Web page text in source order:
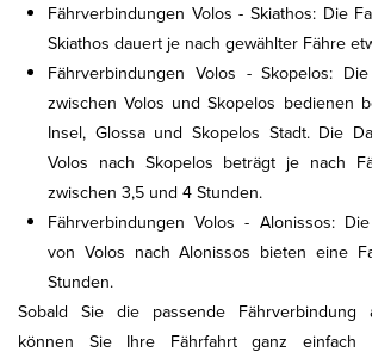
Fährverbindungen Volos - Skiathos: Die
Skiathos dauert je nach gewählter Fähre
Fährverbindungen Volos - Skopelos:
zwischen Volos und Skopelos bedienen
Insel, Glossa und Skopelos Stadt. Die
Volos nach Skopelos beträgt je nach
zwischen 3,5 und 4 Stunden.
Fährverbindungen Volos - Alonissos:
von Volos nach Alonissos bieten eine
Stunden.
Sobald Sie die passende Fährverbindung
können Sie Ihre Fährfahrt ganz einfach